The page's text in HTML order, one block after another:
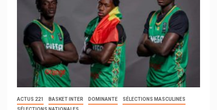
ACTUS 221 BASKET INTER DOMINANTE
SÉLECTIONS MASCULINES